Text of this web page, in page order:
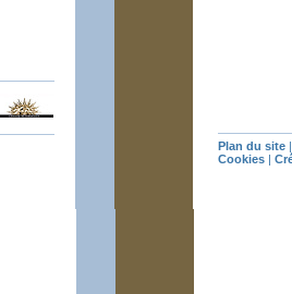
Plan du site
Cookies |